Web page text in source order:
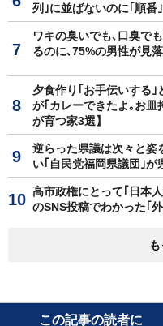
列｣に並ばないのに｢順番
ワキの臭いでも､口臭で
るのに､75%の男性が見
夕食作り｢お手伝いする
が｢カレーできたよ｡お皿
が育つ家3選】
逆らった県議は次々と
い｢自民党福岡県議団｣
高市政権にとって｢日本
のSNS投稿でわかった｢
この記事の読者に